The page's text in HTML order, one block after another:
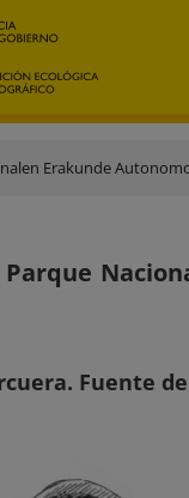
Erakunde
Fuente